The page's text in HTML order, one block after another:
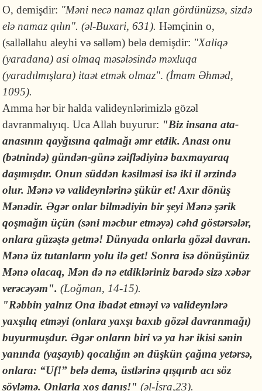
O, demişdir: "Məni necə namaz qılan gördünüzsə, sizdə
elə namaz qılın". (əl-Buxari, 631).Həmçinin o,
(salləllahu aleyhi və səlləm) belə demişdir: "Xaliqə
(yaradana) asi olmaq məsələsində məxluqa
(yaradılmışlara) itaət etmək olmaz".(İmam Əhməd,
1095).
Amma hər bir halda valideynlərimizlə gözəl
davranmalıyıq. Uca Allah buyurur: "Biz insana ata-
anasının qayğısına qalmağı əmr etdik. Anası onu
(bətnində) gündən-günə zəiflədiyinə baxmayaraq
daşımışdır. Onun süddən kəsilməsi isə iki il ərzində
olur. Mənə və valideynlərinə şükür et! Axır dönüş
Mənədir. Əgər onlar bilmədiyin bir şeyi Mənə şərik
qoşmağın üçün (səni məcbur etməyə) cəhd göstərsələr,
onlara güzəştə getmə! Dünyada onlarla gözəl davran.
Mənə üz tutanların yolu ilə get! Sonra isə dönüşünüz
Mənə olacaq, Mən də nə etdikləriniz barədə sizə xəbər
verəcəyəm".(Loğman, 14-15).
"Rəbbin yalnız Ona ibadət etməyi və valideynlərə
yaxşılıq etməyi (onlara yaxşı baxıb gözəl davranmağı)
buyurmuşdur. Əgər onların biri və ya hər ikisi sənin
yanında (yaşayıb) qocalığın ən düşkün çağına yetərsə,
onlara: “Uf!” belə demə, üstlərinə qışqırıb acı söz
söyləmə. Onlarla xoş danış!"(əl-İsra,23).